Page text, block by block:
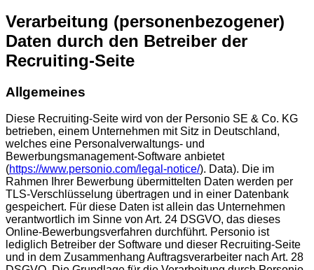
Verarbeitung (personenbezogener)
Daten durch den Betreiber der
Recruiting-Seite
Allgemeines
Diese Recruiting-Seite wird von der Personio SE & Co. KG
betrieben, einem Unternehmen mit Sitz in Deutschland,
welches eine Personalverwaltungs- und
Bewerbungsmanagement-Software anbietet
(https://www.personio.com/legal-notice/). Data). Die im
Rahmen Ihrer Bewerbung übermittelten Daten werden per
TLS-Verschlüsselung übertragen und in einer Datenbank
gespeichert. Für diese Daten ist allein das Unternehmen
verantwortlich im Sinne von Art. 24 DSGVO, das dieses
Online-Bewerbungsverfahren durchführt. Personio ist
lediglich Betreiber der Software und dieser Recruiting-Seite
und in dem Zusammenhang Auftragsverarbeiter nach Art. 28